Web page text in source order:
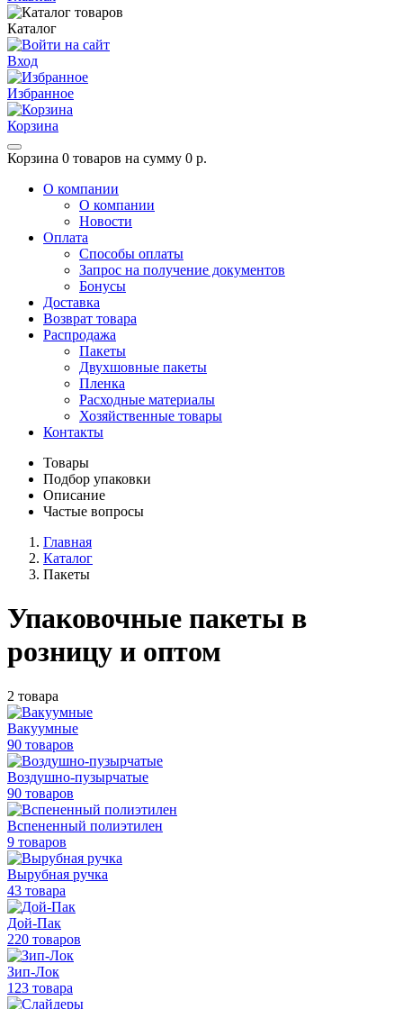
Каталог
Вход
Избранное
Корзина
Корзина 0 товаров на сумму 0 р.
О компании
О компании
Новости
Оплата
Способы оплаты
Запрос на получение документов
Бонусы
Доставка
Возврат товара
Распродажа
Пакеты
Двухшовные пакеты
Пленка
Расходные материалы
Хозяйственные товары
Контакты
Товары
Подбор упаковки
Описание
Частые вопросы
Главная
Каталог
Пакеты
Упаковочные пакеты в
розницу и оптом
2 товара
Вакуумные
90 товаров
Воздушно-пузырчатые
90 товаров
Вспененный полиэтилен
9 товаров
Вырубная ручка
43 товара
Дой-Пак
220 товаров
Зип-Лок
123 товара